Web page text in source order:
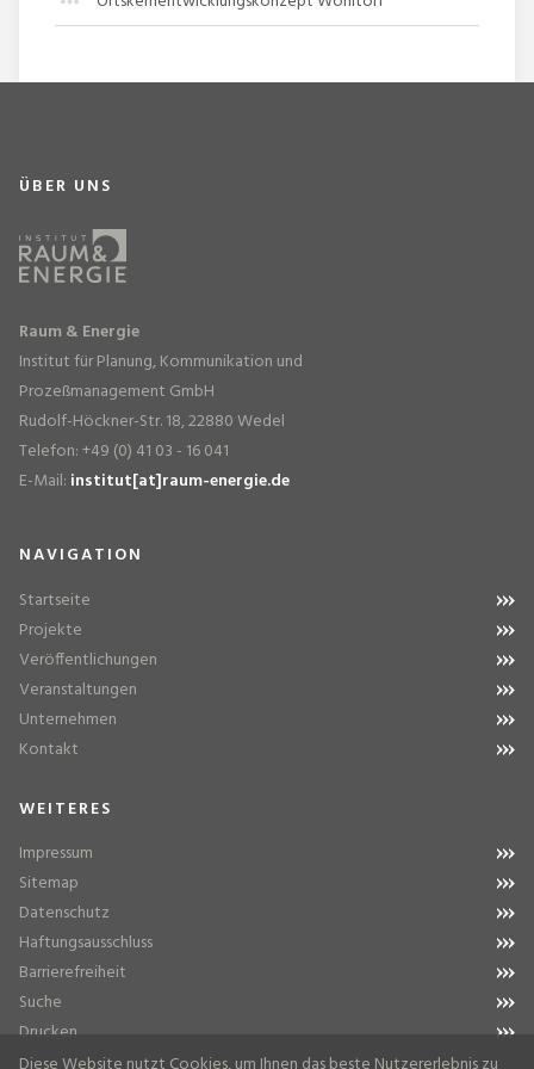
ÜBER UNS
Raum & Energie
Institut für Planung, Kommunikation und
Prozeßmanagement GmbH
Rudolf-Höckner-Str. 18, 22880 Wedel
Telefon: +49 (0) 41 03 - 16 041
E-Mail: institut[at]raum-energie.de
NAVIGATION
Startseite
Projekte
Veröffentlichungen
Veranstaltungen
Unternehmen
Kontakt
WEITERES
Impressum
Sitemap
Datenschutz
Haftungsausschluss
Barrierefreiheit
Suche
Drucken